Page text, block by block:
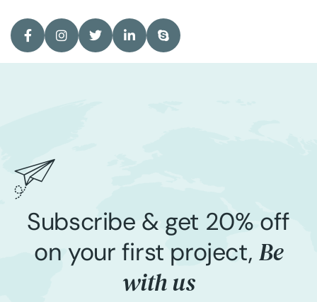
Subscribe & get 20% off
on your first project, Be
with us